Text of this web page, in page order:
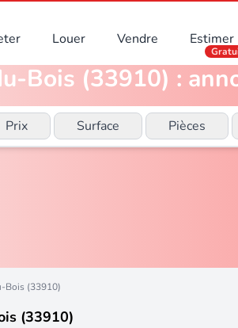
Louer Vendre Estimer
Bois (33910) :
Prix Surface Pièces
Bois (33910)
(33910)